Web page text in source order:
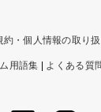
約・個人情報の取り
用語集 よくある質